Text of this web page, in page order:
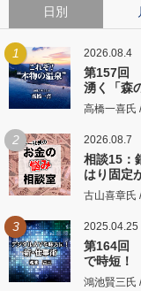
日別
1 2026.08.4
第157回
湧く「森
高橋一喜氏
2 2026.08.7
相談15：
はり固定
古山喜章氏
3 2025.04.25
第164回
で時短！
鴻池賢三氏